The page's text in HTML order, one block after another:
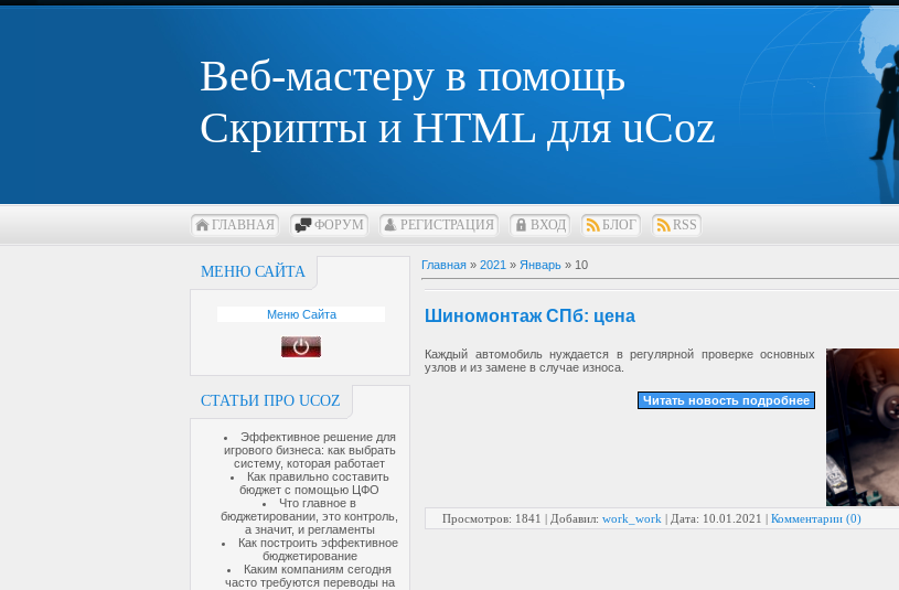
Веб-мастеру в помощь
Скрипты и HTML для uCoz
ГЛАВНАЯ ФОРУМ РЕГИСТРАЦИЯ ВХОД БЛОГ RSS
МЕНЮ САЙТА
Меню Сайта
СТАТЬИ ПРО UCOZ
Эффективное решение для
игрового бизнеса: как выбрать
систему, которая работает
Как правильно составить
бюджет с помощью ЦФО
Что главное в
бюджетировании, это контроль,
а значит, и регламенты
Как построить эффективное
бюджетирование
Каким компаниям сегодня
часто требуются переводы на
Главная » 2021 » Январь » 10
Шиномонтаж СПб: цена
Каждый автомобиль нуждается в регулярной проверке основных
узлов и из замене в случае износа.
Читать новость подробнее
Просмотров: 1841 | Добавил: work_work | Дата: 10.01.2021 | Комментарии (0)